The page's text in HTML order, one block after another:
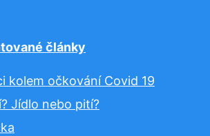
články
kolem očkování Covid 19
Jídlo nebo pití?